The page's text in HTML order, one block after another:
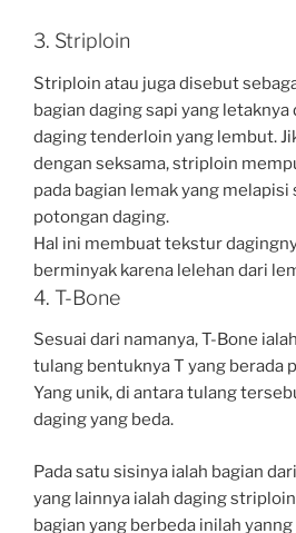
3. Striploin
Striploin atau juga disebut
bagian daging sapi yang
daging tenderloin yang lembut.
dengan seksama, striploin
pada bagian lemak yang melapisi
potongan daging.
Hal ini membuat tekstur
berminyak karena lelehan dari
4. T-Bone
Sesuai dari namanya, T-Bone
tulang bentuknya T yang berada
Yang unik, di antara tulang
daging yang beda.
Pada satu sisinya ialah bagian
yang lainnya ialah daging
bagian yang berbeda inilah